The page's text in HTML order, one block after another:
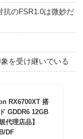
抗のFSR1.0は微妙だ
を受け継いでいる
RX6700XT 搭
GDDR6 12GB
代理店品】
DF